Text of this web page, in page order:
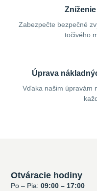
Zabezpečte bezpečné
točivého
Úprava
Vďaka našim úpravám
Otváracie hodiny
Po – Pia:09:00 – 17:00